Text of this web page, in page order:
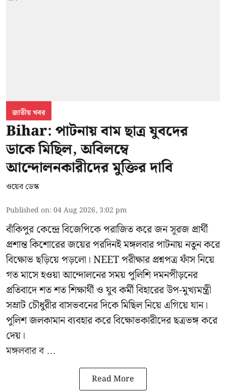
জাতীয় খবর
Bihar: পাটনায় বাম ছাত্র যুবদের
ডাকে মিছিল, অবিলম্বে
আন্দোলনকারীদের মুক্তির দাবি
ওয়েব ডেস্ক
Published on:04 Aug 2026, 3:02 pm
বাঁকিপুর কেন্দ্রে বিজেপিকে পরাজিত করে জন সূরজ প্রার্থী
প্রশান্ত কিশোরের জয়ের পরদিনই মঙ্গলবার পাটনায় নতুন করে
বিক্ষোভ ছড়িয়ে পড়লো। NEET পরীক্ষার প্রশ্নপত্র ফাঁস নিয়ে
গত মাসে হওয়া আন্দোলনের সময় পুলিশি দমনপীড়নের
প্রতিবাদে শত শত শিক্ষার্থী ও যুব কর্মী বিহারের উপ-মুখ্যমন্ত্রী
সম্রাট চৌধুরীর বাসভবনের দিকে মিছিল নিয়ে এগিয়ে যান।
পুলিশ জলকামান ব্যবহার করে বিক্ষোভকারীদের ছত্রভঙ্গ করে
দেয়।
মঙ্গলবার ব ...
Read More